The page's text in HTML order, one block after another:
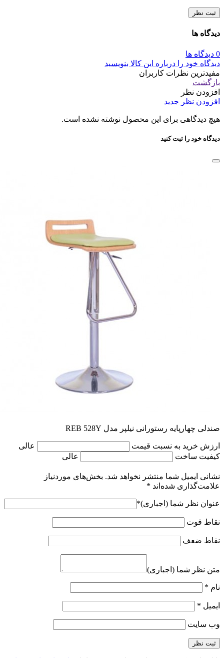
ثبت نظر
دیدگاه ها
0 دیدگاه ها
دیدگاه خود را درباره این کالا بنویسید
مفیدترین نظرات کاربران
بازگشت
افزودن نظر
افزودن نظر جدید
هیچ دیدگاهی برای این محصول نوشته نشده است.
دیدگاه خود را ثبت کنید
صندلی چهارپایه رستورانی نیلپر مدل REB 528Y
ارزش خرید به نسبت قیمت
عالی
کیفیت ساخت
عالی
نشانی ایمیل شما منتشر نخواهد شد. بخش‌های موردنیاز
علامت‌گذاری شده‌اند *
عنوان نظر شما (اجباری)*
نقاط قوت
نقاط ضعف
متن نظر شما (اجباری)
نام *
ایمیل *
وب‌ سایت